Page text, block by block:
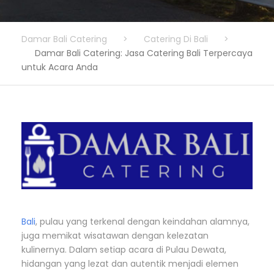
Damar Bali Catering > Catering Di Bali
>
Damar Bali Catering: Jasa Catering Bali Terpercaya
untuk Acara Anda
Bali, pulau yang terkenal dengan keindahan alamnya,
juga memikat wisatawan dengan kelezatan
kulinernya. Dalam setiap acara di Pulau Dewata,
hidangan yang lezat dan autentik menjadi elemen